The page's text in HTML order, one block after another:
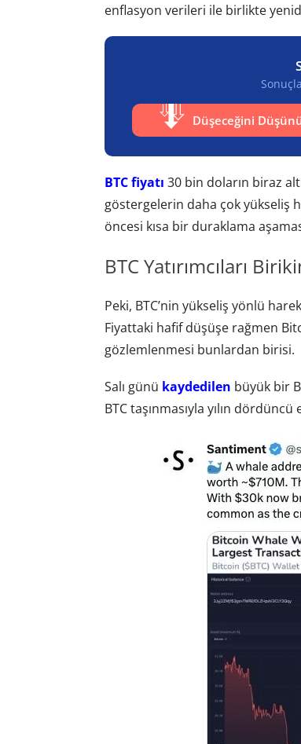
enflasyon verileri ile birlikte
Düşeceğini
BTC fiyatı 30 bin doların biraz
göstergelerin daha çok yükseliş
öncesi kısa bir duraklama
BTC Yatırımcıları
Peki, BTC’nin yükseliş yönlü
Fiyattaki hafif düşüşe rağmen
gözlemlenmesi bunlardan birisi.
Salı günü kaydedilen büyük bir
BTC taşınmasıyla yılın